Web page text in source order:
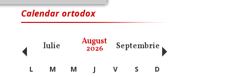
Calendar ortodox
Iulie August
2026 Septembrie Octombrie
‹ L M M J V S
D